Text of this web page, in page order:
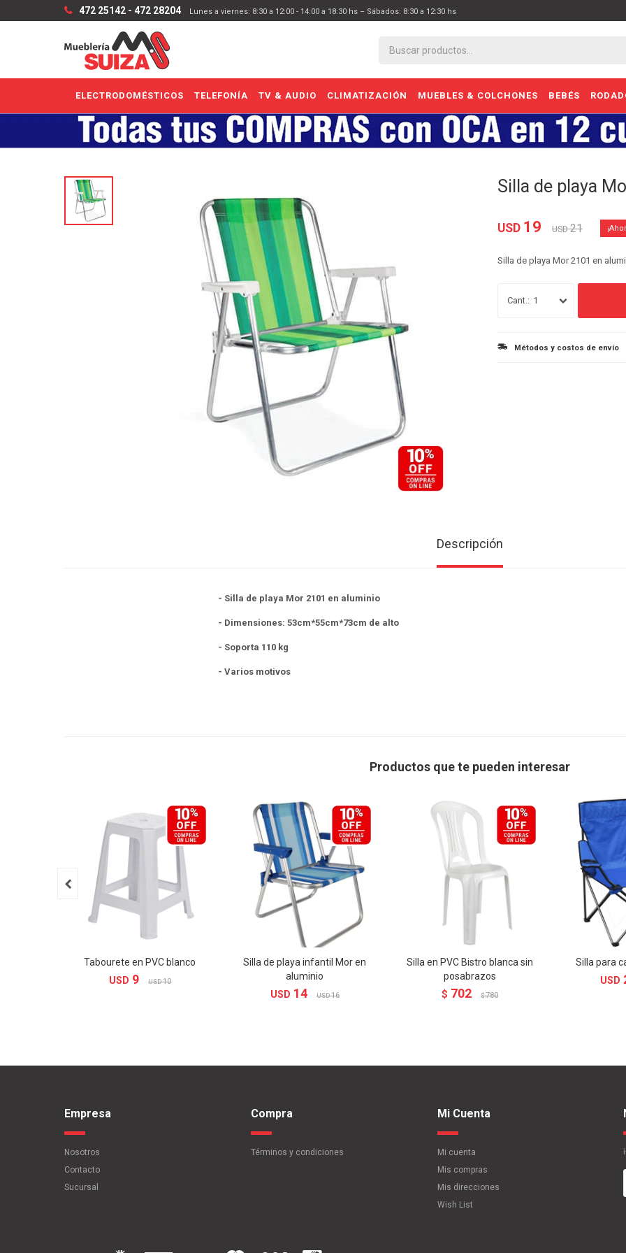
ELECTRODOMÉSTICOS TELEFONÍA TV & AUDIO CLIMATIZACIÓN MUEBLES & COLCHONES BEBÉS
472 25142 - 472 28204 Lunes a viernes: 8:30 a 12:00 - 14:00 a 18:30 hs – Sábados: 8:30 a 12:30 hs
Silla de playa
USD 19 USD 21
Silla de playa Mor 2101 en
1
Métodos y costos de envío
Descripción
- Silla de playa Mor 2101 en aluminio
- Dimensiones: 53cm*55cm*73cm de alto
- Soporta 110 kg
- Varios motivos
Productos que te pueden interesar
Tabourete en PVC blanco
USD 9 USD 10
Silla de playa infantil Mor en
aluminio
USD 14 USD 16
Silla en PVC Bistro blanca sin
posabrazos
$ 702 $ 780
Silla para
USD

Empresa
Nosotros
Contacto
Sucursal
Compra
Términos y condiciones
Mi Cuenta
Mi cuenta
Mis compras
Mis direcciones
Wish List